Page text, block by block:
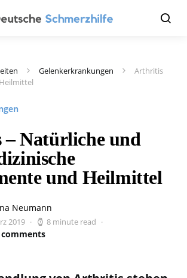
Gelenkerkrankungen
Arthritis
Natürliche und
und Heilmittel
Neumann
2019 8 minute read
comments